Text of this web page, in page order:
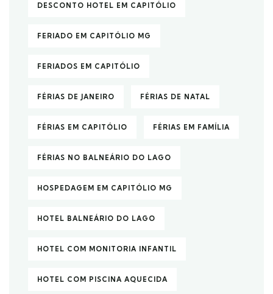
DESCONTO HOTEL EM CAPITÓLIO
FERIADO EM CAPITÓLIO MG
FERIADOS EM CAPITÓLIO
FÉRIAS DE JANEIRO FÉRIAS DE NATAL
FÉRIAS EM CAPITÓLIO FÉRIAS EM FAMÍLIA
FÉRIAS NO BALNEÁRIO DO LAGO
HOSPEDAGEM EM CAPITÓLIO MG
HOTEL BALNEÁRIO DO LAGO
HOTEL COM MONITORIA INFANTIL
HOTEL COM PISCINA AQUECIDA